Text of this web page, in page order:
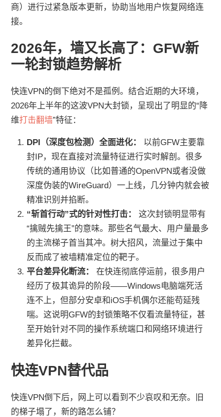
商）进行过紧急版本更新，协助当地用户恢复网络连
接。
2026年，墙又长高了：GFW新
一轮封锁趋势解析
快连VPN的倒下绝对不是孤例。结合近期的大环境，
2026年上半年的这波VPN大封锁，呈现出了明显的“降
维打击翻墙”特征：
DPI（深度包检测）全面进化：
以前GFW主要靠
封IP，现在直接对流量特征进行实时解剖。很多
传统的通用协议（比如普通的OpenVPN或者没做
深度伪装的WireGuard）一上线，几分钟内就会被
精准识别并掐断。
“斩首行动”式的针对性打击：
这次封锁明显带有
“擒贼先擒王”的意味。那些名气最大、用户量最多
的主流梯子首当其冲。树大招风，流量过于集中
反而成了被墙精准定位的靶子。
平台差异化断流：
在快连彻底停运前，很多用户
经历了极其诡异的阶段——Windows电脑端死活
连不上，但部分安卓和iOS手机偶尔还能苟延残
喘。这说明GFW的封锁策略不仅看流量特征，甚
至开始针对不同的操作系统端口和网络环境进行
差异化拦截。
快连VPN替代品
快连VPN倒下后，网上可以看到不少哀叹和无奈。旧
的梯子塌了，新的路怎么铺？